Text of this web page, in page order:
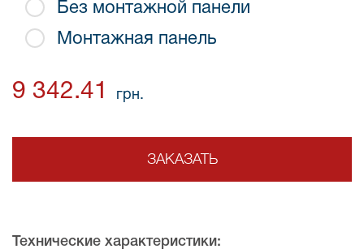
Без монтажной панели
Монтажная панель
9 342.41 грн.
ЗАКАЗАТЬ
Технические характеристики: